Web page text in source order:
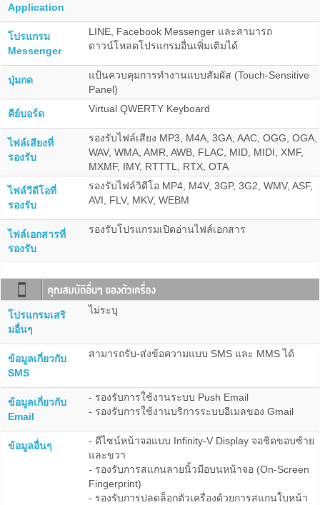
Application
โปรแกรม
Messenger
LINE, Facebook Messenger และสามารถ
ดาวน์โหลดโปรแกรมอื่นเพิ่มเติมได้
ปุ่มกด
แป้นควบคุมการทำงานแบบสัมผัส (Touch-Sensitive
Panel)
คีย์บอร์ด Virtual QWERTY Keyboard
ไฟล์เสียงที่
รองรับ
รองรับไฟล์เสียง MP3, M4A, 3GA, AAC, OGG, OGA,
WAV, WMA, AMR, AWB, FLAC, MID, MIDI, XMF,
MXMF, IMY, RTTTL, RTX, OTA
ไฟล์วีดีโอที่
รองรับ
รองรับไฟล์วิดีโอ MP4, M4V, 3GP, 3G2, WMV, ASF,
AVI, FLV, MKV, WEBM
ไฟล์เอกสารที่
รองรับ
รองรับโปรแกรมเปิดอ่านไฟล์เอกสาร
โปรแกรมเสริ
มอื่นๆ
ไม่ระบุ
ข้อมูลเกี่ยวกับ
SMS
สามารถรับ-ส่งข้อความแบบ SMS และ MMS ได้
ข้อมูลเกี่ยวกับ
Email
- รองรับการใช้งานระบบ Push Email
- รองรับการใช้งานบริการระบบอีเมลของ Gmail
ข้อมูลอื่นๆ
- ดีไซน์หน้าจอแบบ Infinity-V Display จอชิดขอบซ้าย
และขวา
- รองรับการสแกนลายนิ้วมือบนหน้าจอ (On-Screen
Fingerprint)
- รองรับการปลดล็อกตัวเครื่องด้วยการสแกนใบหน้า